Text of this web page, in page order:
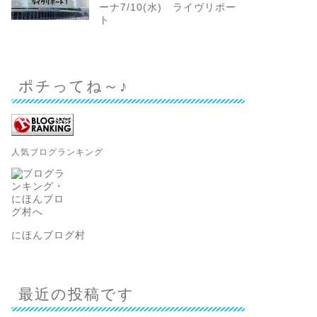
ーナ7/10(水) ライヴリポー
ト
ポチってね～♪
人気ブログランキング
にほんブログ村
最近の投稿です